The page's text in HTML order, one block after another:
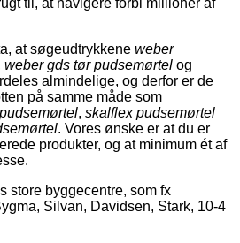
at søgeudtrykkene weber
weber gds tør pudsemørtel og
almindelige, og derfor er de
på samme måde som
, skalflex pudsemørtel
. Vores ønske er at du er
produkter, og at minimum ét af
store byggecentre, som fx
Silvan, Davidsen, Stark, 10-4